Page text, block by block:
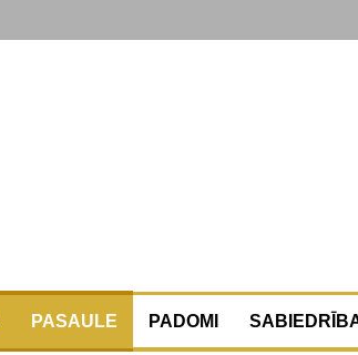
PASAULE PADOMI